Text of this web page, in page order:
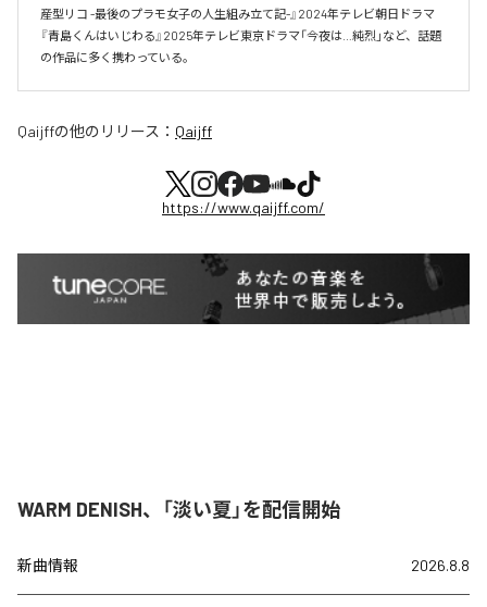
産型リコ -最後のプラモ女子の人生組み立て記-』2024年テレビ朝日ドラマ
『青島くんはいじわる』2025年テレビ東京ドラマ「今夜は…純烈」など、話題
の作品に多く携わっている。
Qaijffの他のリリース： Qaijff
https://www.qaijff.com/
WARM DENISH、「淡い夏」を配信開始
新曲情報 2026.8.8